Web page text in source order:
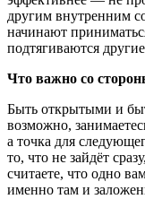
другим внутренним
начинают
подтягиваются
Что важно со
Быть открытыми и
возможно,
а точка для
то, что не зайдёт
считаете, что одно
именно там и